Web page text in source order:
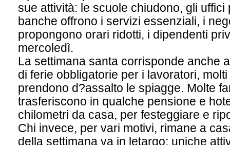
sue attività: le scuole chiudono, gli uffici
banche offrono i servizi essenziali, i
propongono orari ridotti, i dipendenti
mercoledì.
La settimana santa corrisponde anche
di ferie obbligatorie per i lavoratori,
prendono d?assalto le spiagge. Molte
trasferiscono in qualche pensione e
chilometri da casa, per festeggiare e
Chi invece, per vari motivi, rimane a
della settimana va in letargo: uniche